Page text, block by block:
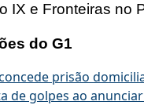
IX e Fronteiras no
do G1
prisão
de golpes ao